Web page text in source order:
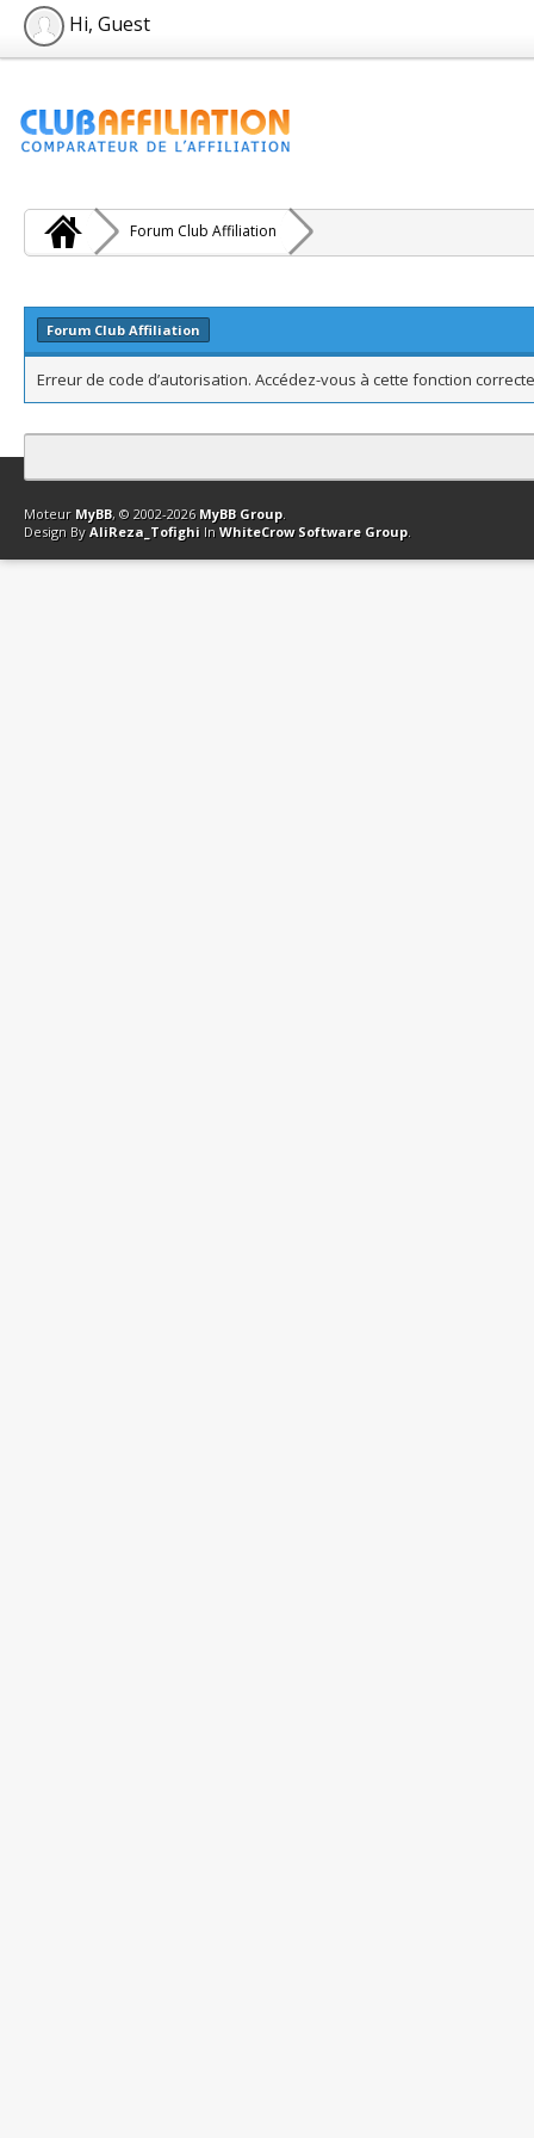
Hi, Guest
Forum Club Affiliation
Forum Club Affiliation
Erreur de code d’autorisation. Accédez-vous à cette fonction
Contact Club Affiliation Retourner en haut Version bas-débit
Moteur MyBB, © 2002-2026 MyBB Group.
Design By AliReza_Tofighi In WhiteCrow Software Group.